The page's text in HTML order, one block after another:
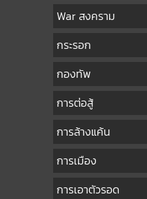
War สงคราม
กระรอก
กองทัพ
การต่อสู้
การล้างแค้น
การเมือง
การเอาตัวรอด